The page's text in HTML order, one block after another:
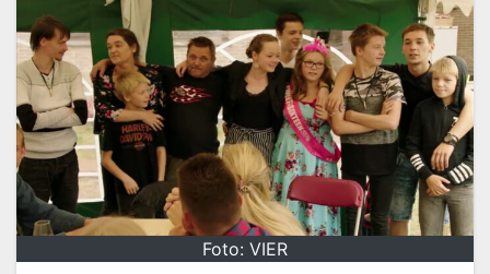
Foto: VIER